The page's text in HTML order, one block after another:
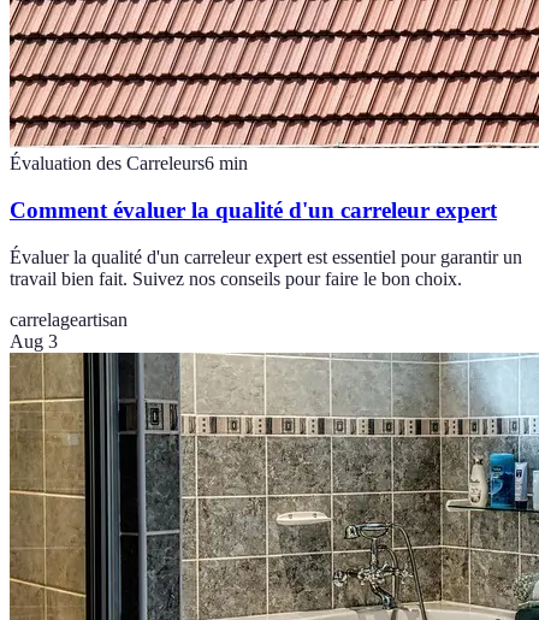
Évaluation des Carreleurs6 min
Comment évaluer la qualité d'un carreleur expert
Évaluer la qualité d'un carreleur expert est essentiel pour garantir un
travail bien fait. Suivez nos conseils pour faire le bon choix.
carrelageartisan
Aug 3